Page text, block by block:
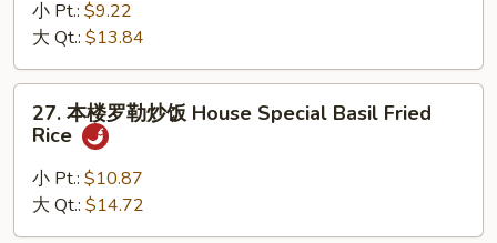
Fried
Rice
饭
Basil
Shrimp
Fried
Rice
小 Pt.: $9.22
大 Qt.: $13.84
27.
炒
27. 本楼罗勒炒饭 House Special Basil Fried
Rice
小 Pt.: $10.87
大 Qt.: $14.72